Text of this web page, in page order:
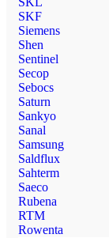
SKF
Siemens
Shen
Sentinel
Secop
Sebocs
Saturn
Sankyo
Sanal
Samsung
Saldflux
Sahterm
Saeco
Rubena
RTM
Rowenta